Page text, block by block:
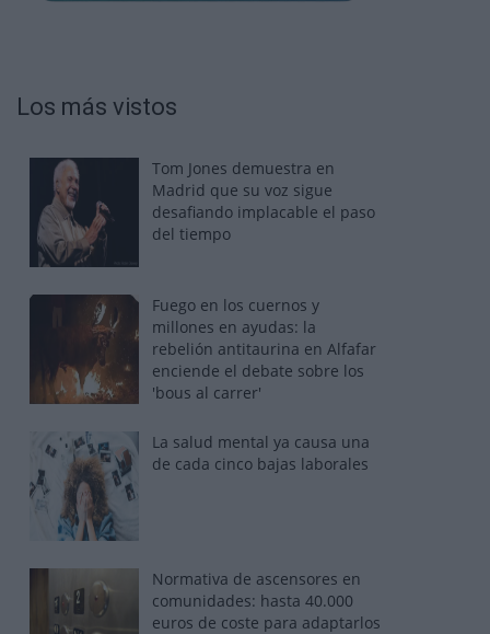
Los más vistos
Tom Jones demuestra en
Madrid que su voz sigue
desafiando implacable el paso
del tiempo
Fuego en los cuernos y
millones en ayudas: la
rebelión antitaurina en Alfafar
enciende el debate sobre los
'bous al carrer'
La salud mental ya causa una
de cada cinco bajas laborales
Normativa de ascensores en
comunidades: hasta 40.000
euros de coste para adaptarlos